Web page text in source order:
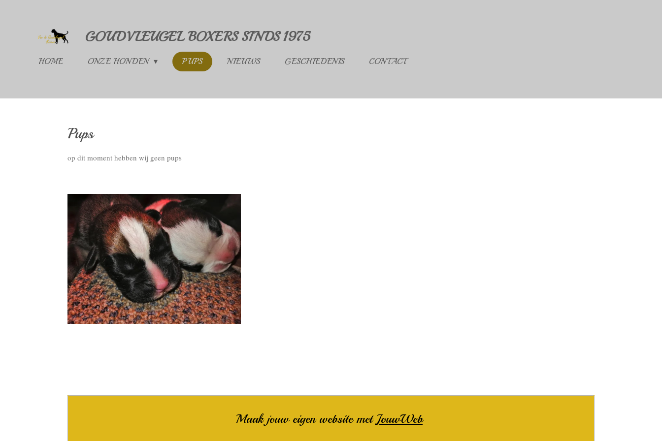
hoofdinhoud
GOUDVLEUGEL BOXERS SINDS 1975
HOME ONZE HONDEN PUPS NIEUWS GESCHIEDENIS CONTACT
Pups
op dit moment hebben wij geen pups
Maak jouw eigen website met JouwWeb